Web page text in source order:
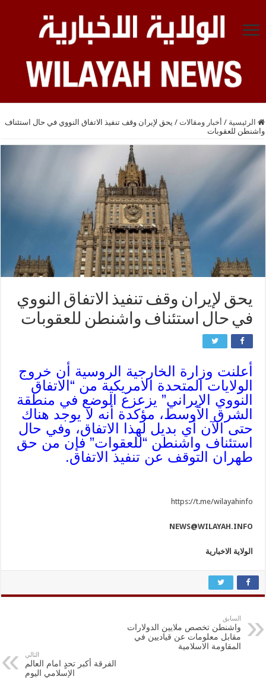
الرئيسية / أخبار ومقالات / يحق لإيران وقف تنفيذ الاتفاق النووي في حال استئناف
واشنطن للعقوبات
يحق لإيران وقف تنفيذ الاتفاق النووي
في حال استئناف واشنطن للعقوبات
أعلنت وزارة الخارجية الروسية أن خروج
الولايات المتحدة الامريكية من “الاتفاق
النووي الإيراني” يزعزع الوضع في منطقة
الشرق الأوسط، مؤكدة أنه لا يوجد هناك
حتى الآن أي بديل لهذا الاتفاق، وفي حال
استئناف واشنطن “للعقوات” فإن من حق
طهران التوقف عن تنفيذ الاتفاق.
https://t.me/wilayahinfo
NEWS@WILAYAH.INFO
الولاية الاخبارية
السابق
واشنطن تخصص ملايين الدولارات
مقابل معلومات عن قياديين في
المقاومة الاسلامية
التالي
الفرقة أكبر تحدٍ امام العالم
الإسلامي اليوم